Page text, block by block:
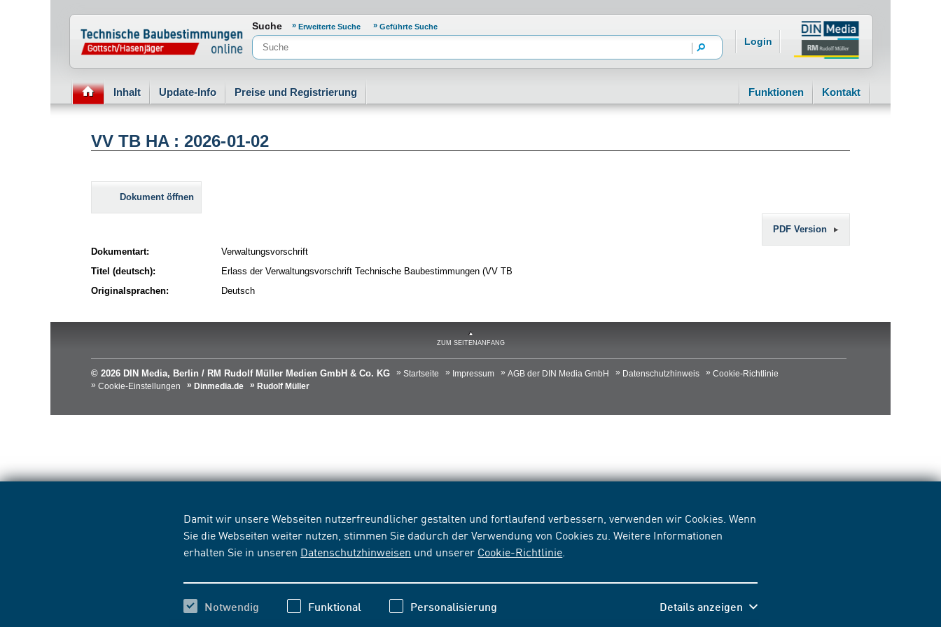
Damit wir unsere Webseiten nutzerfreundlicher gestalten und fortlaufend verbessern, verwenden wir Cookies. Wenn
Sie die Webseiten weiter nutzen, stimmen Sie dadurch der Verwendung von Cookies zu. Weitere Informationen
erhalten Sie in unseren Datenschutzhinweisen und unserer Cookie-Richtlinie
Notwendig Funktional Personalisierung Details anzeigen
Normenportal Barrierefreiheit
Suche Erweiterte Suche Geführte Suche
Login
Inhalt Update-Info Preise und Registrierung Funktionen Kontakt
VV TB HA : 2026-01-02
Dokument öffnen
PDF Version
Dokumentart:
Verwaltungsvorschrift
Titel (deutsch):
Erlass der Verwaltungsvorschrift Technische Baubestimmungen (VV TB
Originalsprachen:
Deutsch
ZUM SEITENANFANG
© 2026 DIN Media, Berlin / RM Rudolf Müller Medien GmbH & Co. KG Startseite Impressum AGB der DIN Media GmbH Datenschutzhinweis
Cookie-Richtlinie
Cookie-Einstellungen
Dinmedia.de Rudolf Müller